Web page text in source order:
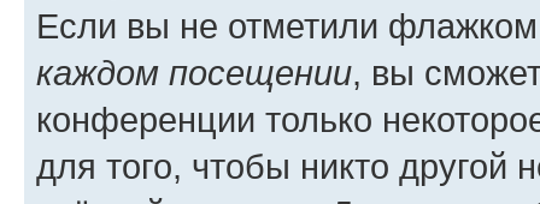
Если вы не отметили
каждом посещении, вы
конференции только
для того, чтобы никто другой